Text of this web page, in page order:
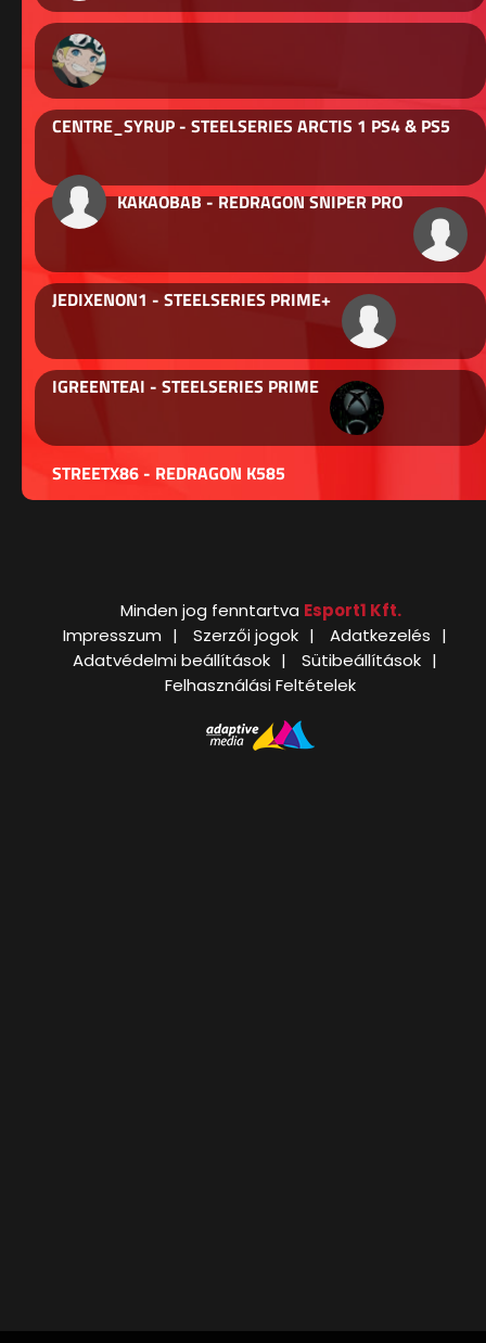
CENTRE_SYRUP - STEELSERIES ARCTIS 1 PS4 & PS5
KAKAOBAB - REDRAGON SNIPER PRO
JEDIXENON1 - STEELSERIES PRIME+
IGREENTEAI - STEELSERIES PRIME
STREETX86 - REDRAGON K585
Minden jog fenntartva Esport1 Kft.
Impresszum
Szerzői jogok
Adatkezelés
Adatvédelmi beállítások
Sütibeállítások
Felhasználási Feltételek